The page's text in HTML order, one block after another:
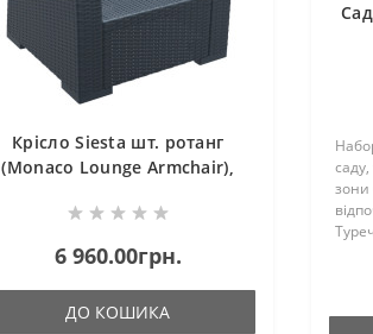
Крісло Siesta шт. ротанг
(Monaco Lounge Armchair),
6 960.00грн.
ДО КОШИКА
зони